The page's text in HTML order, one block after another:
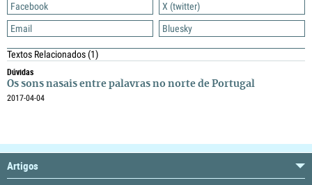
Facebook
X (twitter)
Email
Bluesky
Textos Relacionados(1)
Dúvidas
Os sons nasais entre palavras no norte de Portugal
2017-04-04
Artigos